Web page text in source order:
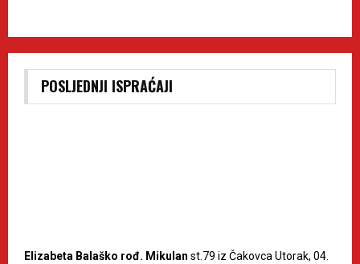
POSLJEDNJI ISPRAĆAJI
Elizabeta Balaško rođ. Mikulan st.79 iz Čakovca Utorak, 04.